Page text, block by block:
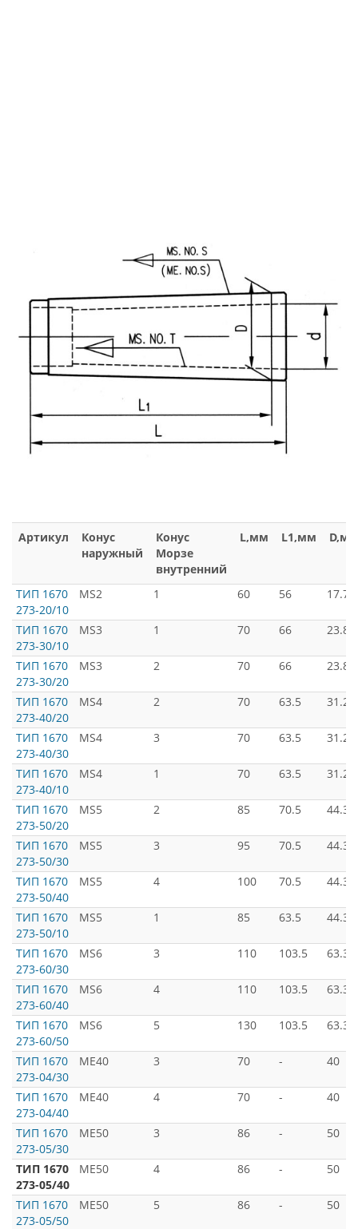
Артикул
Конус
наружный
Конус
Морзе
внутренний
L,мм L1,мм D,мм
ТИП 1670
273-20/10
MS2 1 60 56
ТИП 1670
273-30/10
MS3 1 70 66
ТИП 1670
273-30/20
MS3 2 70 66
ТИП 1670
273-40/20
MS4 2 70 63.5
ТИП 1670
273-40/30
MS4 3 70 63.5
ТИП 1670
273-40/10
MS4 1 70 63.5
ТИП 1670
273-50/20
MS5 2 85 70.5
ТИП 1670
273-50/30
MS5 3 95 70.5
ТИП 1670
273-50/40
MS5 4 100 70.5
ТИП 1670
273-50/10
MS5 1 85 63.5
ТИП 1670
273-60/30
MS6 3 110 103.5
ТИП 1670
273-60/40
MS6 4 110 103.5
ТИП 1670
273-60/50
MS6 5 130 103.5
ТИП 1670
273-04/30
ME40 3 70 - 40
ТИП 1670
273-04/40
ME40 4 70 - 40
ТИП 1670
273-05/30
ME50 3 86 - 50
ТИП 1670
273-05/40
ME50 4 86 - 50
ТИП 1670
273-05/50
ME50 5 86 - 50